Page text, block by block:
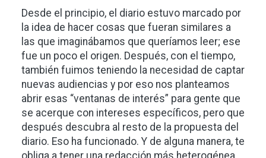
Desde el principio, el diario estuvo marcado por
la idea de hacer cosas que fueran similares a
las que imaginábamos que queríamos leer; ese
fue un poco el origen. Después, con el tiempo,
también fuimos teniendo la necesidad de captar
nuevas audiencias y por eso nos planteamos
abrir esas “ventanas de interés” para gente que
se acerque con intereses específicos, pero que
después descubra al resto de la propuesta del
diario. Eso ha funcionado. Y de alguna manera, te
obliga a tener una redacción más heterogénea,